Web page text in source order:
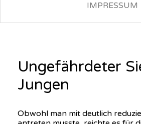
IMPRESSUM
Ungefährdeter
Jungen
Obwohl man mit deutlich